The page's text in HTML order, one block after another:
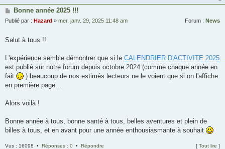
Bonne année 2025 !!!
Publié par : Hazard » mer. janv. 29, 2025 11:48 am Forum : News
Salut à tous !!
L'expérience semble démontrer que si le CALENDRIER D'ACTIVITE 2025
est publié sur notre forum depuis octobre 2024 (comme chaque année en
fait
) beaucoup de nos estimés lecteurs ne le voient que si on l'affiche
en première page...
Alors voilà !
Bonne année à tous, bonne santé à tous, belles aventures et plein de
billes à tous, et en avant pour une année enthousiasmante à souhait
Vus : 16098 • Réponses : 0 • Répondre [ Tout lire ]